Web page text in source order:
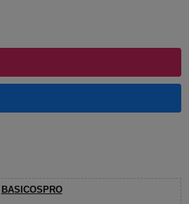
BASICOSPRO